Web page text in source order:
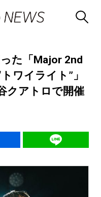
た「Major 2nd
ワイライト”」
クアトロで開催